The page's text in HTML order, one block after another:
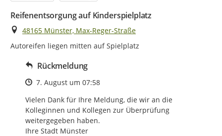
Reifenentsorgung auf Kinderspielplatz
Ort
48165 Münster, Max-Reger-Straße
Autoreifen liegen mitten auf Spielplatz
Rückmeldung
Zeitpunkt des Erstellens
7. August um 07:58
Vielen Dank für Ihre Meldung, die wir an die
Kolleginnen und Kollegen zur Überprüfung
weitergegeben haben.
Ihre Stadt Münster